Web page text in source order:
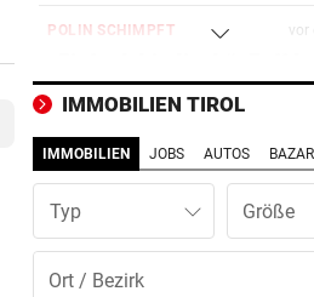
POLIN SCHIMPFT vor
de France Femmes
RANNTE AUF STRASSE
Mädchen in Tirol von
erfasst und verletzt
DRAMA WEGEN DÜRRE vor
„Wir haben rund 35
IMMOBILIEN TIROL
IMMOBILIEN JOBS AUTOS BAZAR
Typ